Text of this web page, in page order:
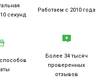
секунд
Работаем с 2010 года
способов
Более 34 тысяч
проверенных
отзывов